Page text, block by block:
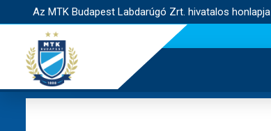
Az MTK Budapest Labdarúgó Zrt. hivatalos honlapja